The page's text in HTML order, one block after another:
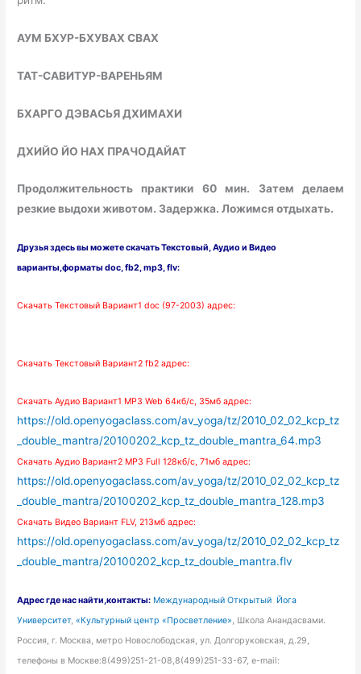
АУМ БХУР-БХУВАХ СВАХ
ТАТ-САВИТУР-ВАРЕНЬЯМ
БХАРГО ДЭВАСЬЯ ДХИМАХИ
ДХИЙО ЙО НАХ ПРАЧОДАЙАТ
Продолжительность практики 60 мин. Затем делаем
резкие выдохи животом. Задержка. Ложимся отдыхать.
Друзья здесь вы можете скачать Текстовый, Аудио и Видео
варианты,форматы doc, fb2, mp3, flv:
Скачать Текстовый Вариант1 doc (97-2003) адрес:
Скачать Текстовый Вариант2 fb2 адрес:
Скачать Аудио Вариант1 MP3 Web 64кб/с, 35мб адрес:
https://old.openyogaclass.com/av_yoga/tz/2010_02_02_kcp_tz
_double_mantra/20100202_kcp_tz_double_mantra_64.mp3
Скачать Аудио Вариант2 MP3 Full 128кб/с, 71мб адрес:
https://old.openyogaclass.com/av_yoga/tz/2010_02_02_kcp_tz
_double_mantra/20100202_kcp_tz_double_mantra_128.mp3
Скачать Видео Вариант FLV, 213мб адрес:
https://old.openyogaclass.com/av_yoga/tz/2010_02_02_kcp_tz
_double_mantra/20100202_kcp_tz_double_mantra.flv
Адресгде нас найти,контакты: Международный Открытый Йога
Университет, «Культурный центр «Просветление», Школа Анандасвами.
Россия, г. Москва, метро Новослободская, ул. Долгоруковская, д.29,
телефоны в Москве:8(499)251-21-08,8(499)251-33-67, e-mail: